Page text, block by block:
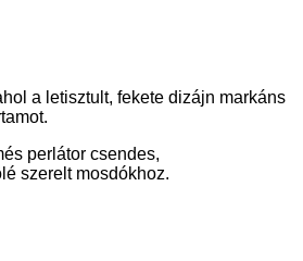
a letisztult, fekete dizájn markáns
perlátor csendes,
szerelt mosdókhoz.